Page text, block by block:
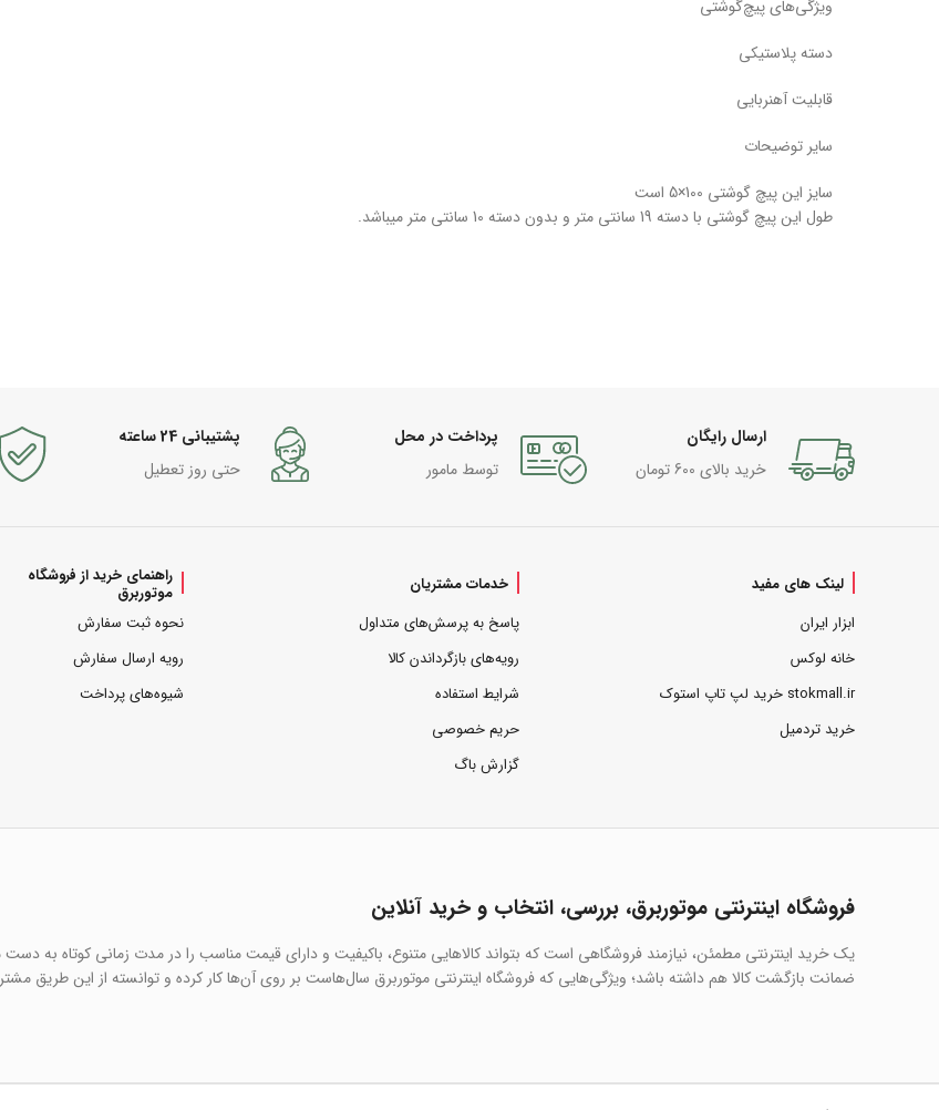
ویژگی‌های پیچ‌گوشتی
دسته پلاستیکی
قابلیت آهنربایی
سایر توضیحات
سایز این پیچ گوشتی 100×5 است
طول این پیچ گوشتی با دسته 19 سانتی متر و بدون دسته 10 سانتی متر میباشد.
ارسال رایگان
خرید بالای 600 تومان
پرداخت در محل
توسط مامور
پشتیبانی 24 ساعته
حتی روز تعطیل
لینک های مفید
ابزار ایران
خانه لوکس
stokmall.ir خرید لپ تاپ استوک
خرید تردمیل
خدمات مشتریان
پاسخ به پرسش‌های متداول
رویه‌های بازگرداندن کالا
شرایط استفاده
حریم خصوصی
گزارش باگ
راهنمای خرید از فروشگاه
موتوربرق
نحوه ثبت سفارش
رویه ارسال سفارش
شیوه‌های پرداخت
فروشگاه اینترنتی موتوربرق، بررسی، انتخاب و خرید آنلاین
یک خرید اینترنتی مطمئن، نیازمند فروشگاهی است که بتواند کالاهایی متنوع، باکیفیت و دارای قیمت مناسب را در مدت زمانی کوتاه به
ضمانت بازگشت کالا هم داشته باشد؛ ویژگی‌هایی که فروشگاه اینترنتی موتوربرق سال‌هاست بر روی آن‌ها کار کرده و توانسته از این طریق